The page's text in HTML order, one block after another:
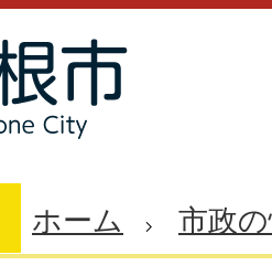
ホーム 市政